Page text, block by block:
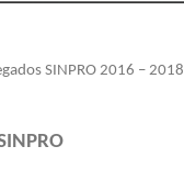
SINPRO 2016 – 2018